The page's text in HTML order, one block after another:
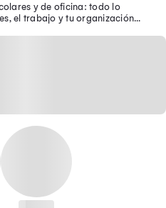
y de oficina: todo lo
el trabajo y tu organización